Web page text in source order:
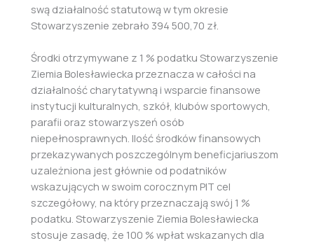
swą działalność statutową w tym okresie
Stowarzyszenie zebrało 394 500,70 zł.
Środki otrzymywane z 1 % podatku Stowarzyszenie
Ziemia Bolesławiecka przeznacza w całości na
działalność charytatywną i wsparcie finansowe
instytucji kulturalnych, szkół, klubów sportowych,
parafii oraz stowarzyszeń osób
niepełnosprawnych. Ilość środków finansowych
przekazywanych poszczególnym beneficjariuszom
uzależniona jest głównie od podatników
wskazujących w swoim corocznym PIT cel
szczegółowy, na który przeznaczają swój 1 %
podatku. Stowarzyszenie Ziemia Bolesławiecka
stosuje zasadę, że 100 % wpłat wskazanych dla